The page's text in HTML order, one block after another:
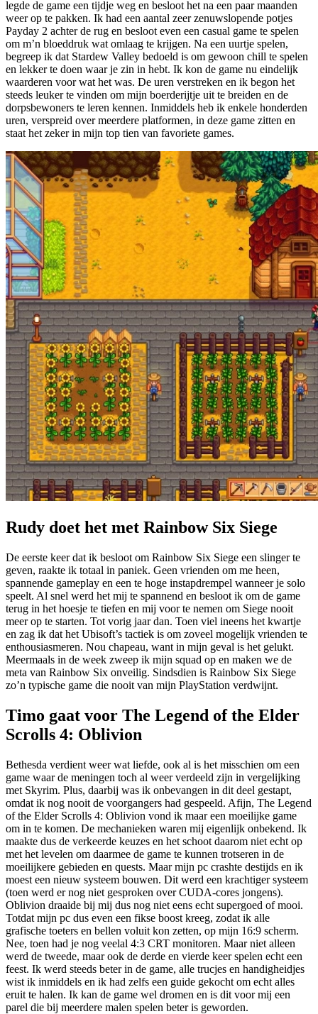
legde de game een tijdje weg en besloot het na een paar maanden
weer op te pakken. Ik had een aantal zeer zenuwslopende potjes
Payday 2 achter de rug en besloot even een casual game te spelen
om m’n bloeddruk wat omlaag te krijgen. Na een uurtje spelen,
begreep ik dat Stardew Valley bedoeld is om gewoon chill te spelen
en lekker te doen waar je zin in hebt. Ik kon de game nu eindelijk
waarderen voor wat het was. De uren verstreken en ik begon het
steeds leuker te vinden om mijn boerderijtje uit te breiden en de
dorpsbewoners te leren kennen. Inmiddels heb ik enkele honderden
uren, verspreid over meerdere platformen, in deze game zitten en
staat het zeker in mijn top tien van favoriete games.
Rudy doet het met Rainbow Six Siege
De eerste keer dat ik besloot om Rainbow Six Siege een slinger te
geven, raakte ik totaal in paniek. Geen vrienden om me heen,
spannende gameplay en een te hoge instapdrempel wanneer je solo
speelt. Al snel werd het mij te spannend en besloot ik om de game
terug in het hoesje te tiefen en mij voor te nemen om Siege nooit
meer op te starten. Tot vorig jaar dan. Toen viel ineens het kwartje
en zag ik dat het Ubisoft’s tactiek is om zoveel mogelijk vrienden te
enthousiasmeren. Nou chapeau, want in mijn geval is het gelukt.
Meermaals in de week zweep ik mijn squad op en maken we de
meta van Rainbow Six onveilig. Sindsdien is Rainbow Six Siege
zo’n typische game die nooit van mijn PlayStation verdwijnt.
Timo gaat voor The Legend of the Elder
Scrolls 4: Oblivion
Bethesda verdient weer wat liefde, ook al is het misschien om een
game waar de meningen toch al weer verdeeld zijn in vergelijking
met Skyrim. Plus, daarbij was ik onbevangen in dit deel gestapt,
omdat ik nog nooit de voorgangers had gespeeld. Afijn, The Legend
of the Elder Scrolls 4: Oblivion vond ik maar een moeilijke game
om in te komen. De mechanieken waren mij eigenlijk onbekend. Ik
maakte dus de verkeerde keuzes en het schoot daarom niet echt op
met het levelen om daarmee de game te kunnen trotseren in de
moeilijkere gebieden en quests. Maar mijn pc crashte destijds en ik
moest een nieuw systeem bouwen. Dit werd een krachtiger systeem
(toen werd er nog niet gesproken over CUDA-cores jongens).
Oblivion draaide bij mij dus nog niet eens echt supergoed of mooi.
Totdat mijn pc dus even een fikse boost kreeg, zodat ik alle
grafische toeters en bellen voluit kon zetten, op mijn 16:9 scherm.
Nee, toen had je nog veelal 4:3 CRT monitoren. Maar niet alleen
werd de tweede, maar ook de derde en vierde keer spelen echt een
feest. Ik werd steeds beter in de game, alle trucjes en handigheidjes
wist ik inmiddels en ik had zelfs een guide gekocht om echt alles
eruit te halen. Ik kan de game wel dromen en is dit voor mij een
parel die bij meerdere malen spelen beter is geworden.